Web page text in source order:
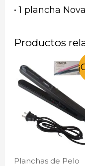
• 1 plancha
Productos
Planchas de Pelo